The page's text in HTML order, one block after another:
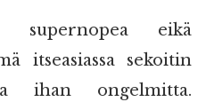
supernopea eikä
itseasiassa sekoitin
ihan ongelmitta.